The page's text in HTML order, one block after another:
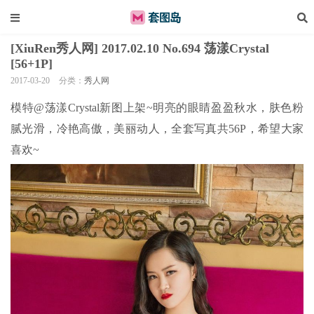
[XiuRen秀人网] 2017.02.10 No.694 荡漾Crystal
[56+1P]
2017-03-20 分类： 秀人网
模特@荡漾Crystal新图上架~明亮的眼睛盈盈秋水，肤色粉
腻光滑，冷艳高傲，美丽动人，全套写真共56P，希望大家
喜欢~